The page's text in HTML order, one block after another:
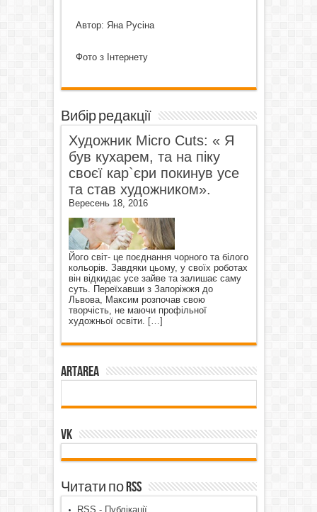
Автор: Яна Русіна
Фото з Інтернету
Вибір редакції
Художник Micro Cuts: « Я
був кухарем, та на піку
своєї кар`єри покинув усе
та став художником».
Вересень 18, 2016
Його світ- це поєднання чорного та білого
кольорів. Завдяки цьому, у своїх роботах
він відкидає усе зайве та залишає саму
суть. Переїхавши з Запоріжжя до
Львова, Максим розпочав свою
творчість, не маючи профільної
художньої освіти. […]
ArtArea
VK
Читати по RSS
RSS - Публікації